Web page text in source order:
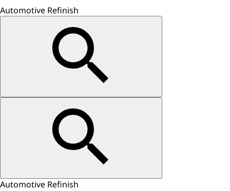
Automotive Refinish
Automotive Refinish